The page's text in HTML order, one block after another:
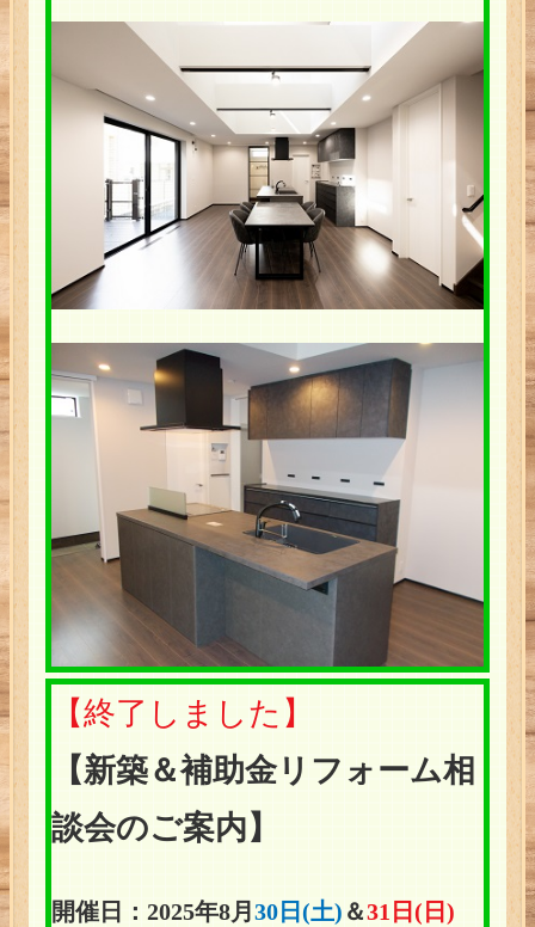
【終了しました】
【新築＆補助金リフォーム相
談会のご案内】
開催日：2025年8月 30日(土) ＆31日(日)